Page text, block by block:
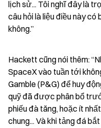
lịch sử... Tôi nghĩ đây là
câu hỏi là liệu điều này
không.”
Hackett cũng nói thêm:
SpaceX vào tuần tới
Gamble (P&G) để huy
quỹ đã được phân bổ
phiếu đà tăng, hoặc ít
chung... Và khi tảng đá